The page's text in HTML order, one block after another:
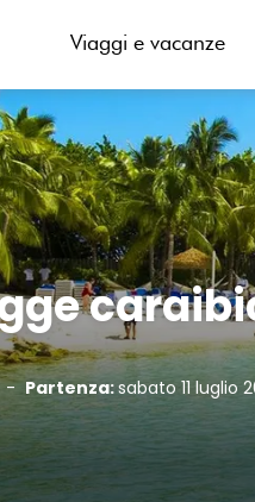
Viaggi e vacanze
- Partenza:sabato 11 luglio